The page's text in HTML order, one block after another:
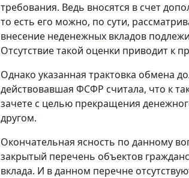
требования. Ведь вносятся в счет
то есть его можно, по сути,
внесение неденежных вкладов
Отсутствие такой оценки приводит к
Однако указанная трактовка обмена
действовавшая ФСФР считала, что к
зачете с целью прекращения
другом.
Окончательная ясность по данному
закрытый перечень объектов
вклада. И в данном перечне